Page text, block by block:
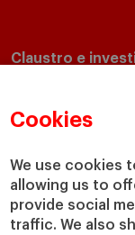
Cookies
We use cookies
allowing us to
provide social
traffic. We also
Claustro e
Departamentos
Cátedras
IESE Insight
IESE Publishing